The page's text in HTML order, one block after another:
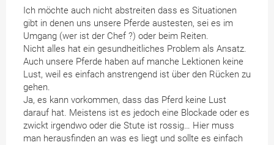
Ich möchte auch nicht abstreiten dass es Situationen
gibt in denen uns unsere Pferde austesten, sei es im
Umgang (wer ist der Chef ?) oder beim Reiten.
Nicht alles hat ein gesundheitliches Problem als Ansatz.
Auch unsere Pferde haben auf manche Lektionen keine
Lust, weil es einfach anstrengend ist über den Rücken zu
gehen.
Ja, es kann vorkommen, dass das Pferd keine Lust
darauf hat. Meistens ist es jedoch eine Blockade oder es
zwickt irgendwo oder die Stute ist rossig… Hier muss
man herausfinden an was es liegt und sollte es einfach